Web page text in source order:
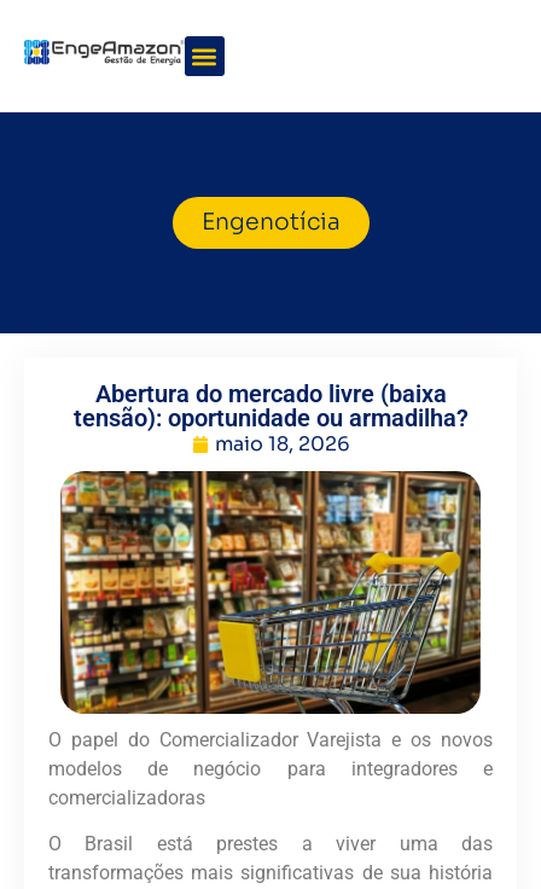
Engenotícia
Abertura do mercado livre (baixa
tensão): oportunidade ou armadilha?
maio 18, 2026
O papel do Comercializador Varejista e os novos
modelos de negócio para integradores e
comercializadoras
O Brasil está prestes a viver uma das
transformações mais significativas de sua história